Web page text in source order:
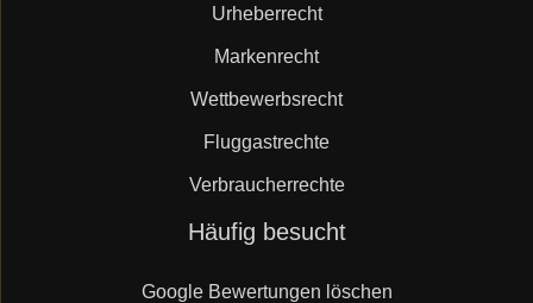
Urheberrecht
Markenrecht
Wettbewerbsrecht
Fluggastrechte
Verbraucherrechte
Häufig besucht
Google Bewertungen löschen